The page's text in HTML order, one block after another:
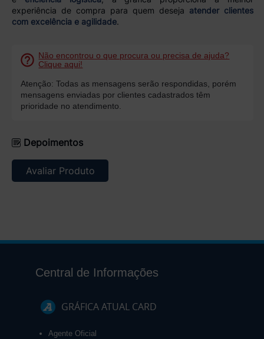
experiência de compra para quem deseja atender clientes
com excelência e agilidade.
Não encontrou o que procura ou precisa de ajuda?
Clique aqui!
Atenção: Todas as mensagens serão respondidas, porém
mensagens enviadas por clientes cadastrados têm
prioridade no atendimento.
Depoimentos
Avaliar Produto
Central de Informações
GRÁFICA ATUAL CARD
Agente Oficial